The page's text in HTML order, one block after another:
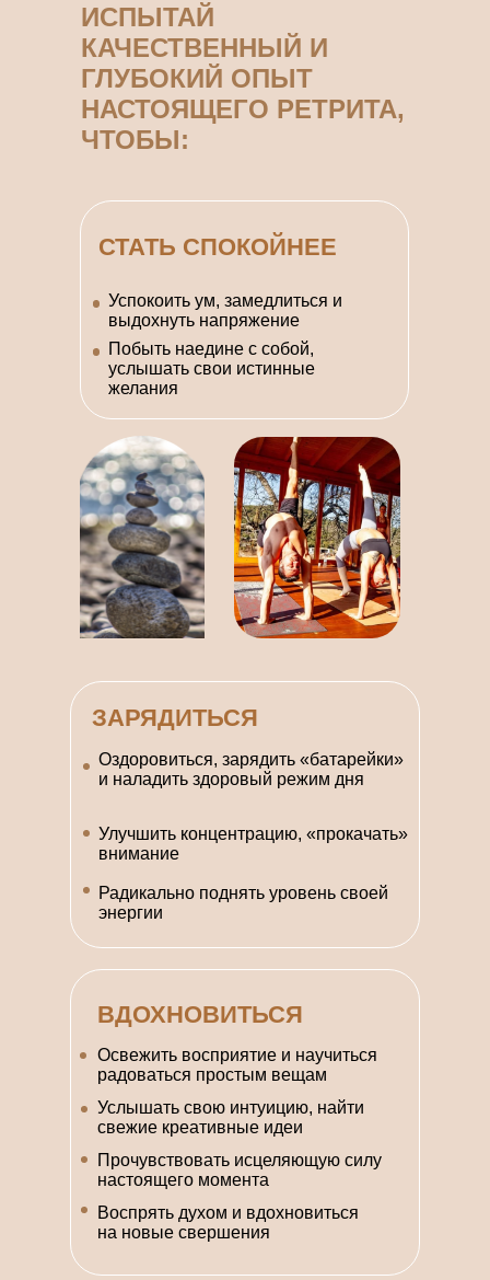
ИСПЫТАЙ
КАЧЕСТВЕННЫЙ И
ГЛУБОКИЙ ОПЫТ
НАСТОЯЩЕГО РЕТРИТА,
ЧТОБЫ:
СТАТЬ СПОКОЙНЕЕ
Успокоить ум, замедлиться и
выдохнуть напряжение
Побыть наедине с собой,
услышать свои истинные
желания
ЗАРЯДИТЬСЯ
Оздоровиться, зарядить «батарейки»
и наладить здоровый режим дня
Улучшить концентрацию, «прокачать»
внимание
Радикально поднять уровень своей
энергии
ВДОХНОВИТЬСЯ
Освежить восприятие и научиться
радоваться простым вещам
Прочувствовать исцеляющую силу
настоящего момента
Воспрять духом и вдохновиться
на новые свершения
Услышать свою интуицию, найти
свежие креативные идеи